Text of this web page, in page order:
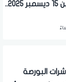
المصرية اليوم الاثنين 15 ديسمبر 2025..
البورصة